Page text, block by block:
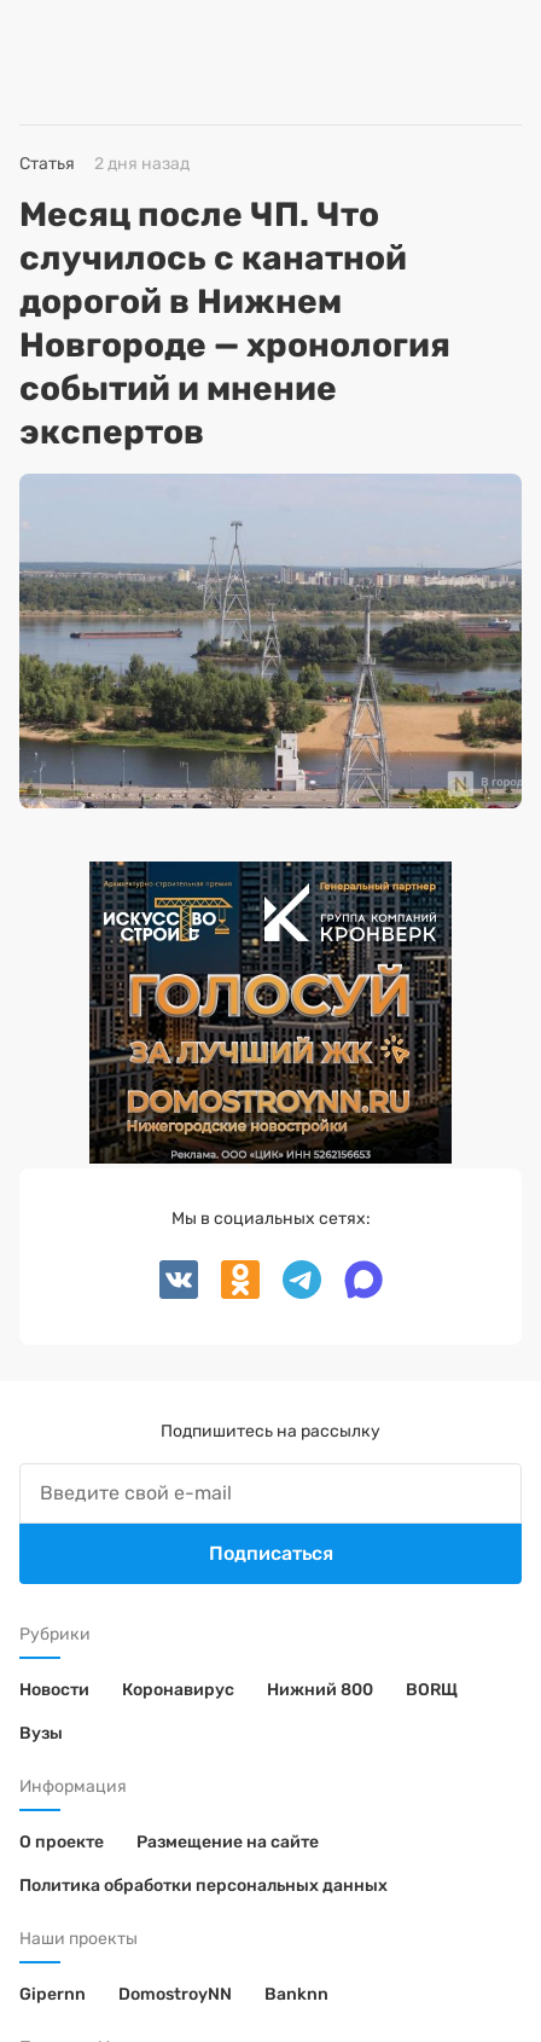
Статья 2 дня назад
Месяц после ЧП. Что
случилось с канатной
дорогой в Нижнем
Новгороде — хронология
событий и мнение
экспертов
Рубрики
Новости Коронавирус Нижний 800 BORЩ
Вузы
Информация
О проекте Размещение на сайте
Политика обработки персональных данных
Наши проекты
Gipernn DomostroyNN Banknn
Мы в социальных сетях:
Подпишитесь на рассылку
Подписаться